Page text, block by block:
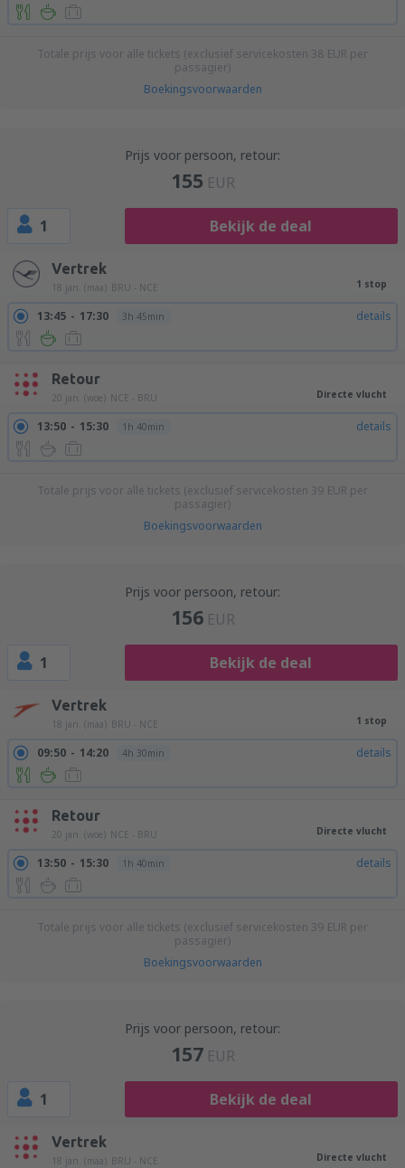
Totale prijs voor alle tickets (exclusief servicekosten 38 EUR per
passagier)
Boekingsvoorwaarden
Prijs voor persoon, retour:
155 EUR
1 Bekijk de deal
Vertrek
18 jan. (maa) BRU - NCE 1 stop
13:45 17:30 3h 45min details
Retour
20 jan. (woe) NCE - BRU Directe vlucht
13:50 15:30 1h 40min details
Totale prijs voor alle tickets (exclusief servicekosten 39 EUR per
passagier)
Boekingsvoorwaarden
Prijs voor persoon, retour:
156 EUR
1 Bekijk de deal
Vertrek
18 jan. (maa) BRU - NCE 1 stop
09:50 14:20 4h 30min details
Retour
20 jan. (woe) NCE - BRU Directe vlucht
13:50 15:30 1h 40min details
Totale prijs voor alle tickets (exclusief servicekosten 39 EUR per
passagier)
Boekingsvoorwaarden
Prijs voor persoon, retour:
157 EUR
1 Bekijk de deal
Vertrek
18 jan. (maa) BRU - NCE Directe vlucht